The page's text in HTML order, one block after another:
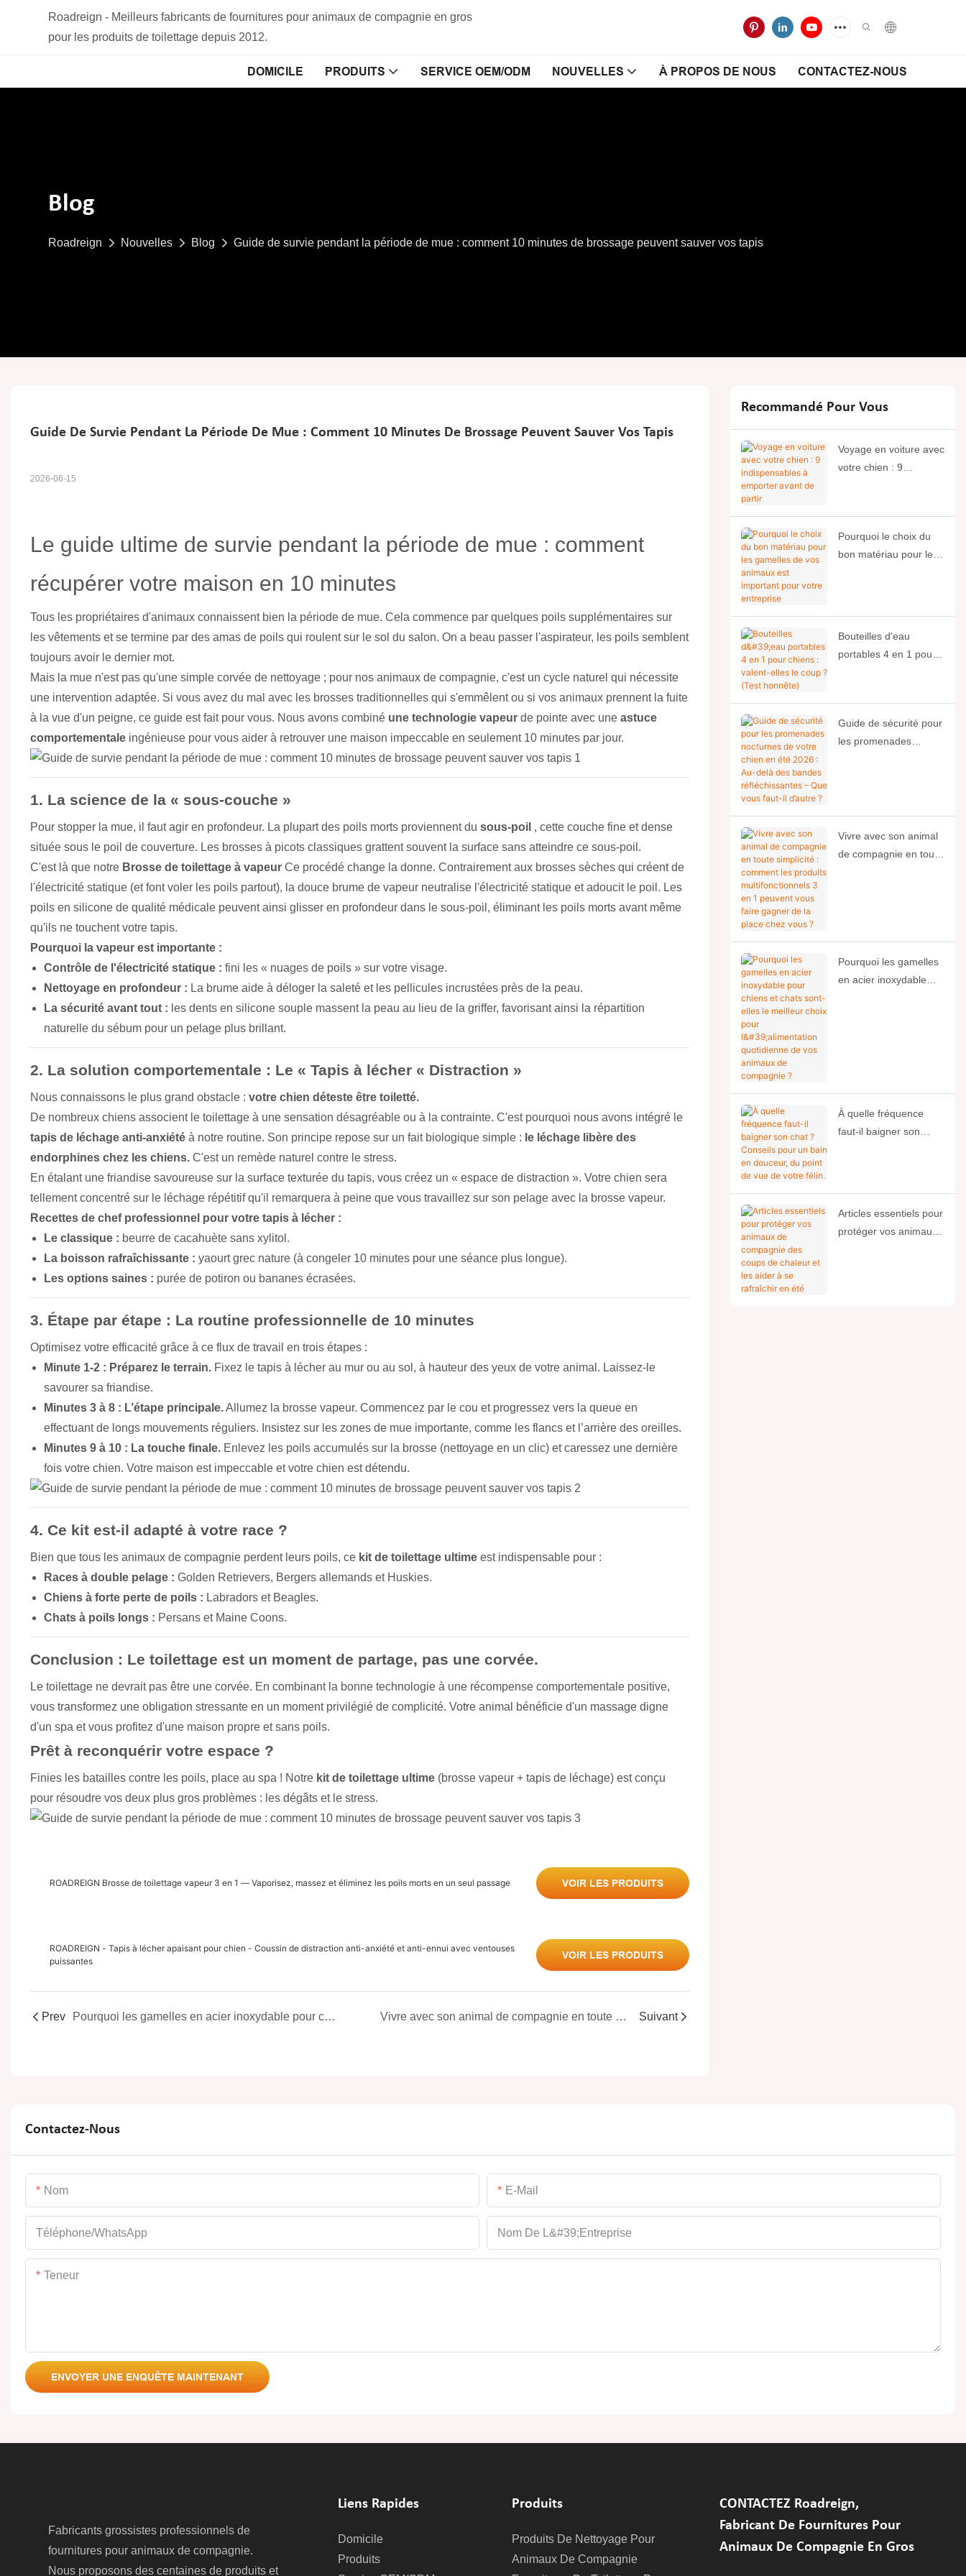
Roadreign - Meilleurs fabricants de fournitures pour animaux de compagnie en gros
pour les produits de toilettage depuis 2012.
DOMICILE PRODUITS SERVICE OEM/ODM NOUVELLES À PROPOS DE NOUS CONTACTEZ-NOUS
Blog
Roadreign Nouvelles Blog Guide de survie pendant la période de mue : comment 10 minutes de brossage peuvent sauver vos tapis
Guide De Survie Pendant La Période De Mue : Comment 10 Minutes De Brossage Peuvent Sauver Vos Tapis
2026-06-15
Le guide ultime de survie pendant la période de mue : comment
récupérer votre maison en 10 minutes
Tous les propriétaires d'animaux connaissent bien la période de mue. Cela commence par quelques poils supplémentaires sur
les vêtements et se termine par des amas de poils qui roulent sur le sol du salon. On a beau passer l'aspirateur, les poils semblent
toujours avoir le dernier mot.
Mais la mue n'est pas qu'une simple corvée de nettoyage ; pour nos animaux de compagnie, c'est un cycle naturel qui nécessite
une intervention adaptée. Si vous avez du mal avec les brosses traditionnelles qui s'emmêlent ou si vos animaux prennent la fuite
à la vue d'un peigne, ce guide est fait pour vous. Nous avons combiné une technologie vapeurde pointe avec une astuce
comportementaleingénieuse pour vous aider à retrouver une maison impeccable en seulement 10 minutes par jour.
1. La science de la « sous-couche »
Pour stopper la mue, il faut agir en profondeur. La plupart des poils morts proviennent du sous-poil , cette couche fine et dense
située sous le poil de couverture. Les brosses à picots classiques grattent souvent la surface sans atteindre ce sous-poil.
C'est là que notre Brosse de toilettage à vapeurCe procédé change la donne. Contrairement aux brosses sèches qui créent de
l'électricité statique (et font voler les poils partout), la douce brume de vapeur neutralise l'électricité statique et adoucit le poil. Les
poils en silicone de qualité médicale peuvent ainsi glisser en profondeur dans le sous-poil, éliminant les poils morts avant même
qu'ils ne touchent votre tapis.
Pourquoi la vapeur est importante :
Contrôle de l'électricité statique : fini les « nuages ​​de poils » sur votre visage.
Nettoyage en profondeur : La brume aide à déloger la saleté et les pellicules incrustées près de la peau.
La sécurité avant tout : les dents en silicone souple massent la peau au lieu de la griffer, favorisant ainsi la répartition
naturelle du sébum pour un pelage plus brillant.
2. La solution comportementale : Le « Tapis à lécher« Distraction »
Nous connaissons le plus grand obstacle : votre chien déteste être toiletté.
De nombreux chiens associent le toilettage à une sensation désagréable ou à la contrainte. C'est pourquoi nous avons intégré le
tapis de léchage anti-anxiétéà notre routine. Son principe repose sur un fait biologique simple : le léchage libère des
endorphines chez les chiens.C'est un remède naturel contre le stress.
En étalant une friandise savoureuse sur la surface texturée du tapis, vous créez un « espace de distraction ». Votre chien sera
tellement concentré sur le léchage répétitif qu'il remarquera à peine que vous travaillez sur son pelage avec la brosse vapeur.
Recettes de chef professionnel pour votre tapis à lécher :
Le classique : beurre de cacahuète sans xylitol.
La boisson rafraîchissante : yaourt grec nature (à congeler 10 minutes pour une séance plus longue).
Les options saines : purée de potiron ou bananes écrasées.
3. Étape par étape : La routine professionnelle de 10 minutes
Optimisez votre efficacité grâce à ce flux de travail en trois étapes :
Minute 1-2 : Préparez le terrain. Fixez le tapis à lécher au mur ou au sol, à hauteur des yeux de votre animal. Laissez-le
savourer sa friandise.
Minutes 3 à 8 : L’étape principale.Allumez la brosse vapeur. Commencez par le cou et progressez vers la queue en
effectuant de longs mouvements réguliers. Insistez sur les zones de mue importante, comme les flancs et l’arrière des oreilles.
Minutes 9 à 10 : La touche finale. Enlevez les poils accumulés sur la brosse (nettoyage en un clic) et caressez une dernière
fois votre chien. Votre maison est impeccable et votre chien est détendu.
4. Ce kit est-il adapté à votre race ?
Bien que tous les animaux de compagnie perdent leurs poils, ce kit de toilettage ultimeest indispensable pour :
Races à double pelage : Golden Retrievers, Bergers allemands et Huskies.
Chiens à forte perte de poils : Labradors et Beagles.
Chats à poils longs : Persans et Maine Coons.
Conclusion : Le toilettage est un moment de partage, pas une corvée.
Le toilettage ne devrait pas être une corvée. En combinant la bonne technologie à une récompense comportementale positive,
vous transformez une obligation stressante en un moment privilégié de complicité. Votre animal bénéficie d'un massage digne
d'un spa et vous profitez d'une maison propre et sans poils.
Prêt à reconquérir votre espace ?
Finies les batailles contre les poils, place au spa ! Notre kit de toilettage ultime(brosse vapeur + tapis de léchage) est conçu
pour résoudre vos deux plus gros problèmes : les dégâts et le stress.
ROADREIGN Brosse de toilettage vapeur 3 en 1 — Vaporisez, massez et éliminez les poils morts en un seul passage VOIR LES PRODUITS
ROADREIGN - Tapis à lécher apaisant pour chien - Coussin de distraction anti-anxiété et anti-ennui avec ventouses
puissantes
VOIR LES PRODUITS
Prev Pourquoi les gamelles en acier inoxydable pour chiens et chats sont-elles le meilleur choix pour l&#39;alimentation quotidienne de vos animaux de compagnie ? Vivre avec son animal de compagnie en toute simplicité : comment les produits multifonctionnels 3 en 1 peuvent vous faire gagner de la place chez vous ? Suivant
Recommandé Pour Vous
Voyage en voiture avec
votre chien : 9
Pourquoi le choix du
bon matériau pour les
Bouteilles d'eau
portables 4 en 1 pour
Guide de sécurité pour
les promenades
vous faut-il d’autre ?
Vivre avec son animal
de compagnie en toute
gagner de la place
chez vous ?
Pourquoi les gamelles
en acier inoxydable
?
À quelle fréquence
faut-il baigner son
Articles essentiels pour
protéger vos animaux
Contactez-Nous
Nom E-Mail
Téléphone/WhatsApp Nom De L&#39;entreprise
Teneur
ENVOYER UNE ENQUÊTE MAINTENANT
Fabricants grossistes professionnels de
fournitures pour animaux de compagnie.
Nous proposons des centaines de produits et
Liens Rapides
Domicile
Produits
Produits
Produits De Nettoyage Pour
Animaux De Compagnie
CONTACTEZ Roadreign,
Fabricant De Fournitures Pour
Animaux De Compagnie En Gros